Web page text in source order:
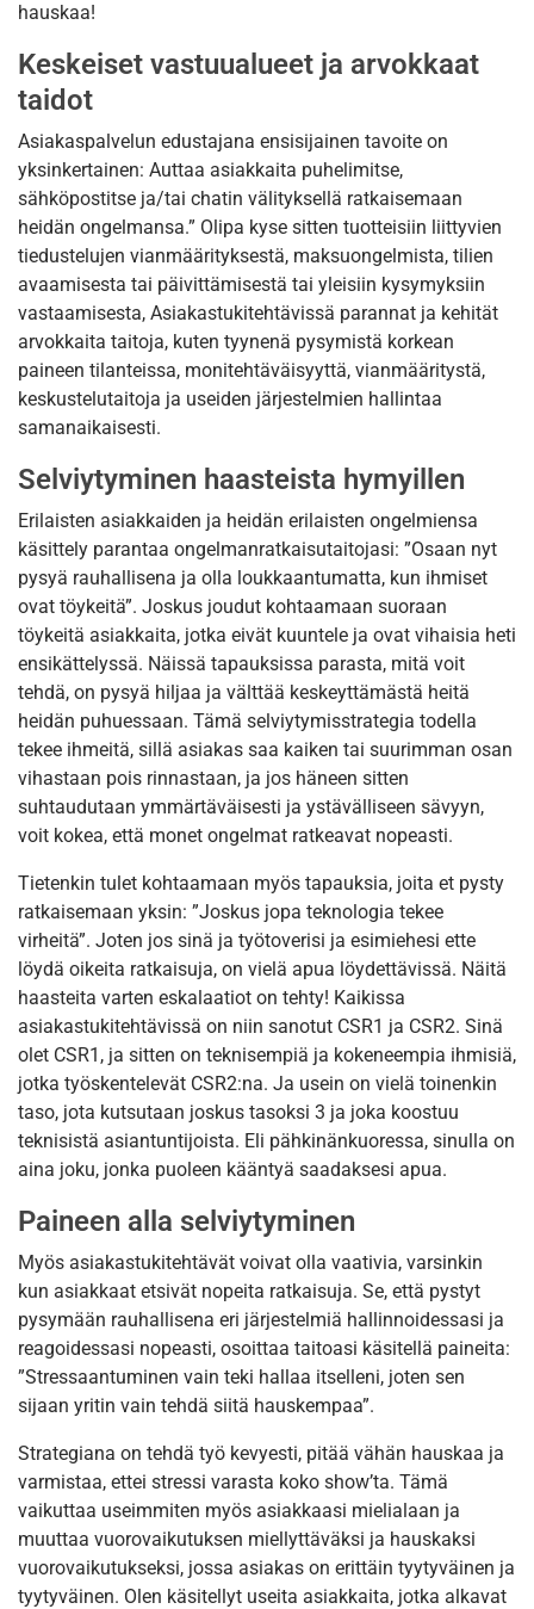
hauskaa!
Keskeiset vastuualueet ja arvokkaat
taidot
Asiakaspalvelun edustajana ensisijainen tavoite on
yksinkertainen: Auttaa asiakkaita puhelimitse,
sähköpostitse ja/tai chatin välityksellä ratkaisemaan
heidän ongelmansa.” Olipa kyse sitten tuotteisiin liittyvien
tiedustelujen vianmäärityksestä, maksuongelmista, tilien
avaamisesta tai päivittämisestä tai yleisiin kysymyksiin
vastaamisesta, Asiakastukitehtävissä parannat ja kehität
arvokkaita taitoja, kuten tyynenä pysymistä korkean
paineen tilanteissa, monitehtäväisyyttä, vianmääritystä,
keskustelutaitoja ja useiden järjestelmien hallintaa
samanaikaisesti.
Selviytyminen haasteista hymyillen
Erilaisten asiakkaiden ja heidän erilaisten ongelmiensa
käsittely parantaa ongelmanratkaisutaitojasi: ”Osaan nyt
pysyä rauhallisena ja olla loukkaantumatta, kun ihmiset
ovat töykeitä”. Joskus joudut kohtaamaan suoraan
töykeitä asiakkaita, jotka eivät kuuntele ja ovat vihaisia heti
ensikättelyssä. Näissä tapauksissa parasta, mitä voit
tehdä, on pysyä hiljaa ja välttää keskeyttämästä heitä
heidän puhuessaan. Tämä selviytymisstrategia todella
tekee ihmeitä, sillä asiakas saa kaiken tai suurimman osan
vihastaan pois rinnastaan, ja jos häneen sitten
suhtaudutaan ymmärtäväisesti ja ystävälliseen sävyyn,
voit kokea, että monet ongelmat ratkeavat nopeasti.
Tietenkin tulet kohtaamaan myös tapauksia, joita et pysty
ratkaisemaan yksin: ”Joskus jopa teknologia tekee
virheitä”. Joten jos sinä ja työtoverisi ja esimiehesi ette
löydä oikeita ratkaisuja, on vielä apua löydettävissä. Näitä
haasteita varten eskalaatiot on tehty! Kaikissa
asiakastukitehtävissä on niin sanotut CSR1 ja CSR2. Sinä
olet CSR1, ja sitten on teknisempiä ja kokeneempia ihmisiä,
jotka työskentelevät CSR2:na. Ja usein on vielä toinenkin
taso, jota kutsutaan joskus tasoksi 3 ja joka koostuu
teknisistä asiantuntijoista. Eli pähkinänkuoressa, sinulla on
aina joku, jonka puoleen kääntyä saadaksesi apua.
Paineen alla selviytyminen
Myös asiakastukitehtävät voivat olla vaativia, varsinkin
kun asiakkaat etsivät nopeita ratkaisuja. Se, että pystyt
pysymään rauhallisena eri järjestelmiä hallinnoidessasi ja
reagoidessasi nopeasti, osoittaa taitoasi käsitellä paineita:
”Stressaantuminen vain teki hallaa itselleni, joten sen
sijaan yritin vain tehdä siitä hauskempaa”.
Strategiana on tehdä työ kevyesti, pitää vähän hauskaa ja
varmistaa, ettei stressi varasta koko show’ta. Tämä
vaikuttaa useimmiten myös asiakkaasi mielialaan ja
muuttaa vuorovaikutuksen miellyttäväksi ja hauskaksi
vuorovaikutukseksi, jossa asiakas on erittäin tyytyväinen ja
tyytyväinen. Olen käsitellyt useita asiakkaita, jotka alkavat